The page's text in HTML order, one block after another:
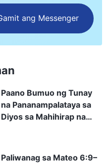
at pagsang-
Pagsang-
sa
ng Panginoon:
mong Dios ng buong
mo, at ng buong
ang Messenger
Paano Bumuo ng Tunay
na Pananampalataya sa
Diyos sa Mahihirap na
Paliwanag sa Mateo 6:9–